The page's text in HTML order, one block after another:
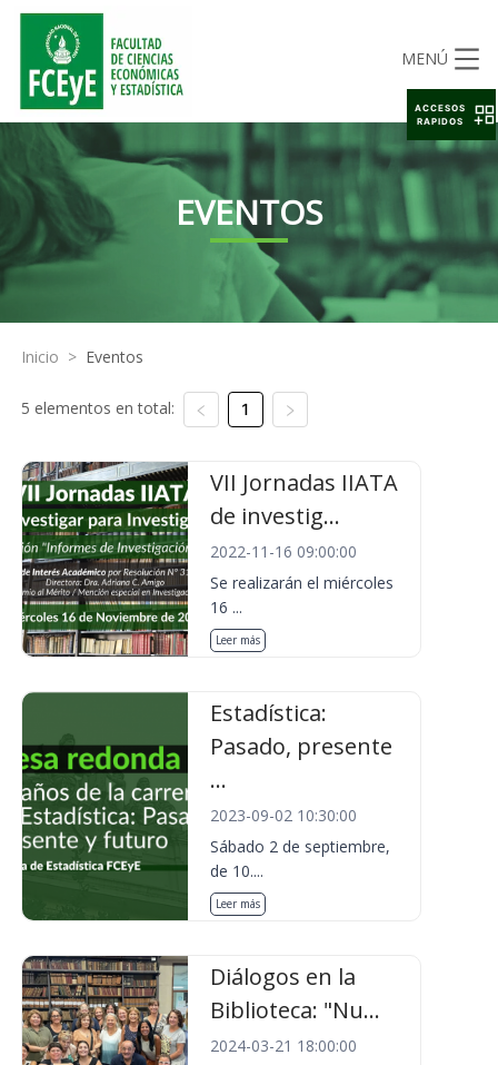
MENÚ
EVENTOS
Inicio > Eventos
5 elementos en total: 1
VII Jornadas IIATA
de investig...
2022-11-16 09:00:00
Se realizarán el miércoles
16 ...
Leer más
Estadística:
Pasado, presente
...
2023-09-02 10:30:00
Sábado 2 de septiembre,
de 10....
Leer más
Diálogos en la
Biblioteca: "Nu...
2024-03-21 18:00:00
ACCESOS
RAPIDOS